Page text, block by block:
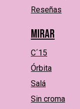
Reseñas
Mirar
C´15
Órbita
Salá
Sin croma